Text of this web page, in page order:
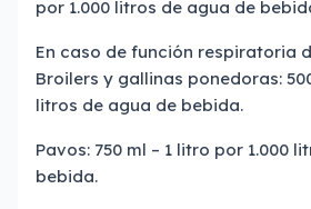
por 1.000 litros de agua de
En caso de función respiratoria
Broilers y gallinas ponedoras:
litros de agua de bebida.
Pavos: 750 ml – 1 litro por 1.000
bebida.